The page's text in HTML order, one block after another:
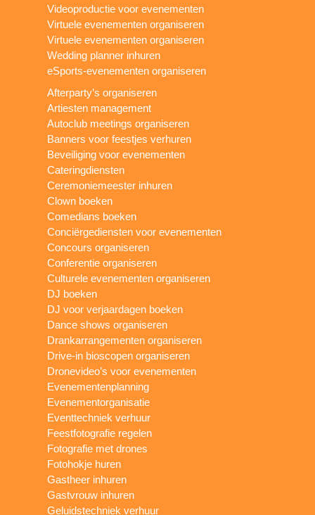
Videoproductie voor evenementen
Virtuele evenementen organiseren
Virtuele evenementen organiseren
Wedding planner inhuren
eSports-evenementen organiseren
Afterparty’s organiseren
Artiesten management
Autoclub meetings organiseren
Banners voor feestjes verhuren
Beveiliging voor evenementen
Cateringdiensten
Ceremoniemeester inhuren
Clown boeken
Comedians boeken
Conciërgediensten voor evenementen
Concours organiseren
Conferentie organiseren
Culturele evenementen organiseren
DJ boeken
DJ voor verjaardagen boeken
Dance shows organiseren
Drankarrangementen organiseren
Drive-in bioscopen organiseren
Dronevideo’s voor evenementen
Evenementenplanning
Evenementorganisatie
Eventtechniek verhuur
Feestfotografie regelen
Fotografie met drones
Fotohokje huren
Gastheer inhuren
Gastvrouw inhuren
Geluidstechniek verhuur